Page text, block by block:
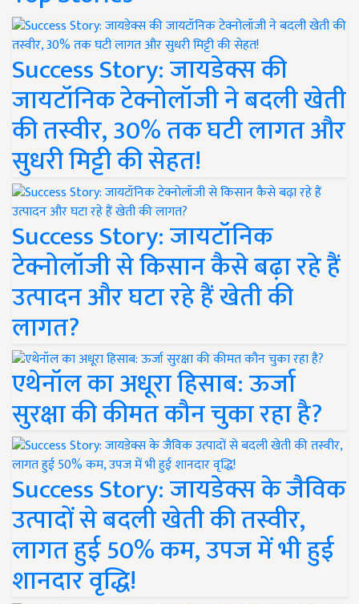
Success Story: जायडेक्स की
जायटॉनिक टेक्नोलॉजी ने बदली खेती
की तस्वीर, 30% तक घटी लागत और
सुधरी मिट्टी की सेहत!
Success Story: जायटॉनिक
टेक्नोलॉजी से किसान कैसे बढ़ा रहे हैं
उत्पादन और घटा रहे हैं खेती की
लागत?
एथेनॉल का अधूरा हिसाब: ऊर्जा
सुरक्षा की कीमत कौन चुका रहा है?
Success Story: जायडेक्स के जैविक
उत्पादों से बदली खेती की तस्वीर,
लागत हुई 50% कम, उपज में भी हुई
शानदार वृद्धि!